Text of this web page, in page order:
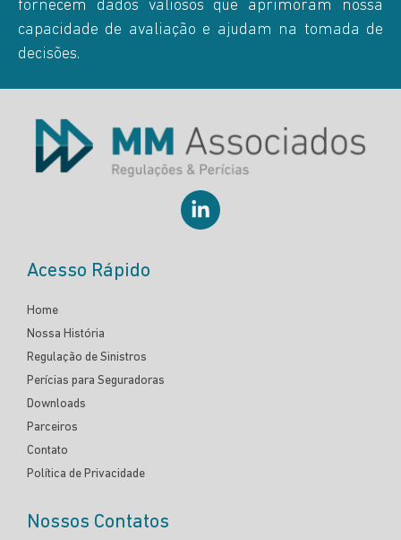
fornecem dados valiosos que aprimoram nossa
capacidade de avaliação e ajudam na tomada de
decisões.
Acesso Rápido
Home
Nossa História
Regulação de Sinistros
Perícias para Seguradoras
Downloads
Parceiros
Contato
Política de Privacidade
Nossos Contatos